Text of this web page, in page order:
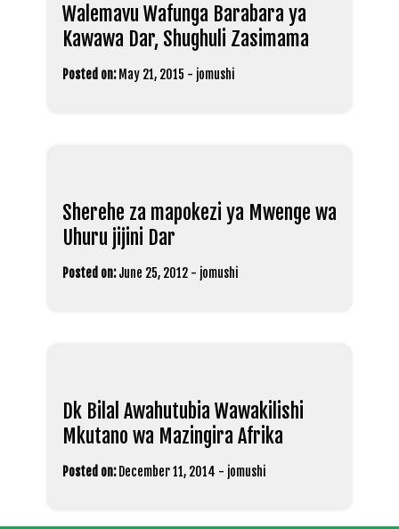
Walemavu Wafunga Barabara ya
Kawawa Dar, Shughuli Zasimama
Posted on: May 21, 2015 - jomushi
Sherehe za mapokezi ya Mwenge wa
Uhuru jijini Dar
Posted on: June 25, 2012 - jomushi
Dk Bilal Awahutubia Wawakilishi
Mkutano wa Mazingira Afrika
Posted on: December 11, 2014 - jomushi